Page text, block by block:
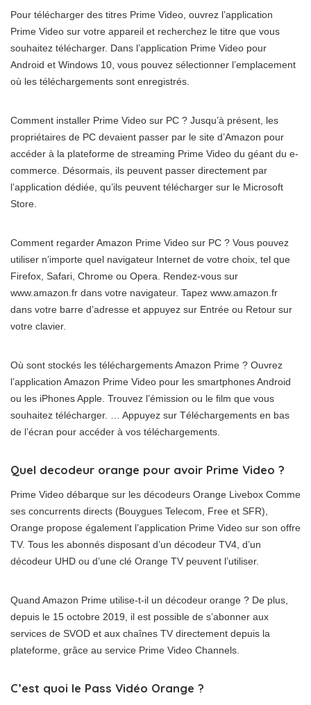
Pour télécharger des titres Prime Video, ouvrez l’application
Prime Video sur votre appareil et recherchez le titre que vous
souhaitez télécharger. Dans l’application Prime Video pour
Android et Windows 10, vous pouvez sélectionner l’emplacement
où les téléchargements sont enregistrés.
Comment installer Prime Video sur PC ? Jusqu’à présent, les
propriétaires de PC devaient passer par le site d’Amazon pour
accéder à la plateforme de streaming Prime Video du géant du e-
commerce. Désormais, ils peuvent passer directement par
l’application dédiée, qu’ils peuvent télécharger sur le Microsoft
Store.
Comment regarder Amazon Prime Video sur PC ? Vous pouvez
utiliser n’importe quel navigateur Internet de votre choix, tel que
Firefox, Safari, Chrome ou Opera. Rendez-vous sur
www.amazon.fr dans votre navigateur. Tapez www.amazon.fr
dans votre barre d’adresse et appuyez sur Entrée ou Retour sur
votre clavier.
Où sont stockés les téléchargements Amazon Prime ? Ouvrez
l’application Amazon Prime Video pour les smartphones Android
ou les iPhones Apple. Trouvez l’émission ou le film que vous
souhaitez télécharger. … Appuyez sur Téléchargements en bas
de l’écran pour accéder à vos téléchargements.
Quel decodeur orange pour avoir Prime Video ?
Prime Video débarque sur les décodeurs Orange Livebox Comme
ses concurrents directs (Bouygues Telecom, Free et SFR),
Orange propose également l’application Prime Video sur son offre
TV. Tous les abonnés disposant d’un décodeur TV4, d’un
décodeur UHD ou d’une clé Orange TV peuvent l’utiliser.
Quand Amazon Prime utilise-t-il un décodeur orange ? De plus,
depuis le 15 octobre 2019, il est possible de s’abonner aux
services de SVOD et aux chaînes TV directement depuis la
plateforme, grâce au service Prime Video Channels.
C’est quoi le Pass Vidéo Orange ?